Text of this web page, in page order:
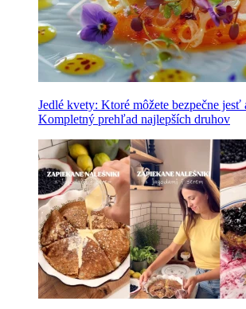
Jedlé kvety: Ktoré môžete bezpečne
Kompletný prehľad najlepších druhov